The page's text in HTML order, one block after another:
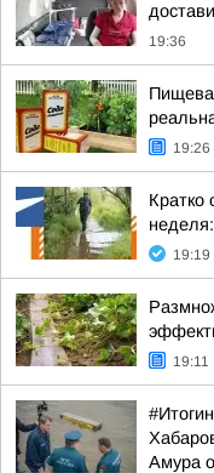
19:36
19:26
Кратко
неделя:
19:19
19:11
Амура